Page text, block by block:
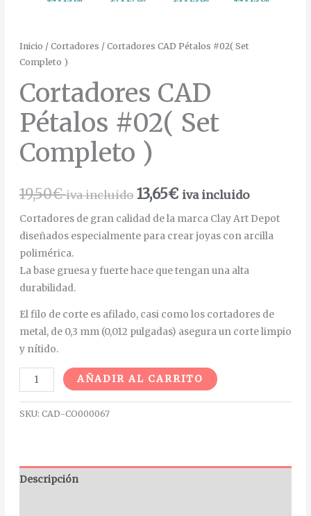
Inicio / Cortadores / Cortadores CAD Pétalos #02( Set
Completo )
Cortadores CAD
Pétalos #02( Set
Completo )
19,50€ iva incluido 13,65€ iva incluido
Cortadores de gran calidad de la marca Clay Art Depot
diseñados especialmente para crear joyas con arcilla
polimérica.
La base gruesa y fuerte hace que tengan una alta
durabilidad.
El filo de corte es afilado, casi como los cortadores de
metal, de 0,3 mm (0,012 pulgadas) asegura un corte limpio
y nítido.
AÑADIR AL CARRITO
SKU: CAD-CO000067
Descripción